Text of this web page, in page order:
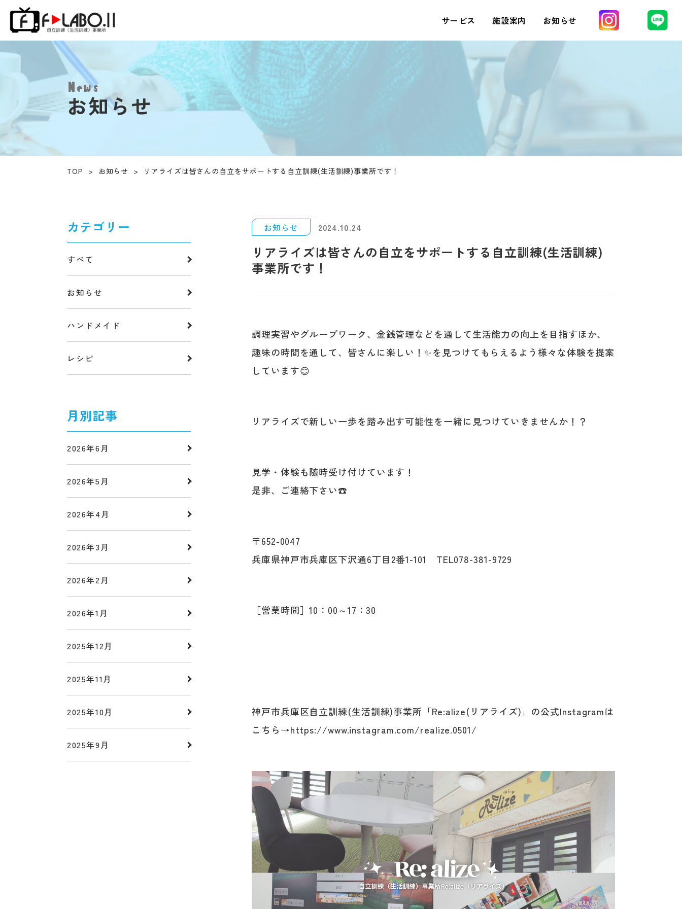
サービス 施設案内 お知らせ
News
お知らせ
TOP > お知らせ > リアライズは皆さんの自立をサポートする自立訓練(生活訓練)事業所です！
カテゴリー
すべて
お知らせ
ハンドメイド
レシピ
月別記事
2026年6月
2026年5月
2026年4月
2026年3月
2026年2月
2026年1月
2025年12月
2025年11月
2025年10月
2025年9月
お知らせ 2024.10.24
リアライズは皆さんの自立をサポートする自立訓練(生活訓練)
事業所です！
調理実習やグループワーク、金銭管理などを通して生活能力の向上を目指すほか、
趣味の時間を通して、皆さんに楽しい！✨を見つけてもらえるよう様々な体験を提案
しています😊
リアライズで新しい一歩を踏み出す可能性を一緒に見つけていきませんか！？
見学・体験も随時受け付けています！
是非、ご連絡下さい☎
〒652-0047
兵庫県神戸市兵庫区下沢通6丁目 2番1-101 TEL078-381-9729
［営業時間］10：00～17：30
神戸市兵庫区自立訓練(生活訓練)事業所「Re:alize(リアライズ)」の公式Instagramは
こちら→https://www.instagram.com/realize.0501/